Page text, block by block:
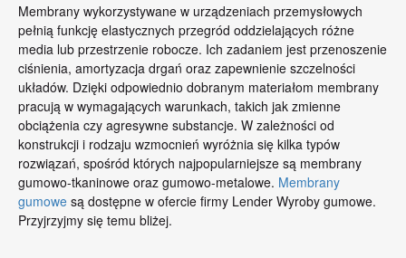
Membrany wykorzystywane w urządzeniach przemysłowych
pełnią funkcję elastycznych przegród oddzielających różne
media lub przestrzenie robocze. Ich zadaniem jest przenoszenie
ciśnienia, amortyzacja drgań oraz zapewnienie szczelności
układów. Dzięki odpowiednio dobranym materiałom membrany
pracują w wymagających warunkach, takich jak zmienne
obciążenia czy agresywne substancje. W zależności od
konstrukcji i rodzaju wzmocnień wyróżnia się kilka typów
rozwiązań, spośród których najpopularniejsze są membrany
gumowo-tkaninowe oraz gumowo-metalowe. Membrany
gumowe są dostępne w ofercie firmy Lender Wyroby gumowe.
Przyjrzyjmy się temu bliżej.